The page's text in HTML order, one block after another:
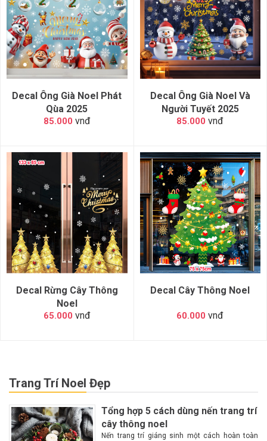
Decal Ông Già Noel Phát
Qùa 2025
85.000 vnđ
Decal Ông Già Noel Và
Người Tuyết 2025
85.000 vnđ
Decal Rừng Cây Thông
Noel
65.000 vnđ
Decal Cây Thông Noel
60.000 vnđ
Trang Trí Noel Đẹp
Tổng hợp 5 cách dùng nến trang trí
cây thông noel
Nến trang trí giáng sinh một cách hoàn toàn